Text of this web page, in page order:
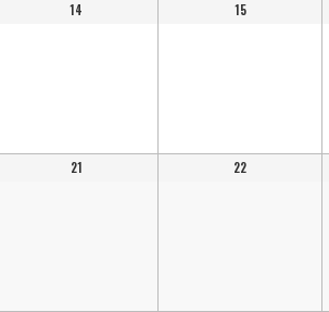
14 15
21 22